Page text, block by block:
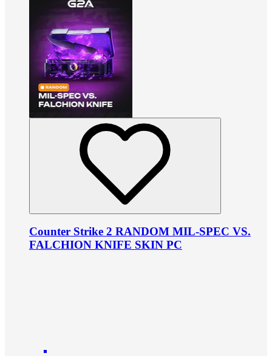
Counter Strike 2 RANDOM MIL-SPEC VS.
FALCHION KNIFE SKIN PC